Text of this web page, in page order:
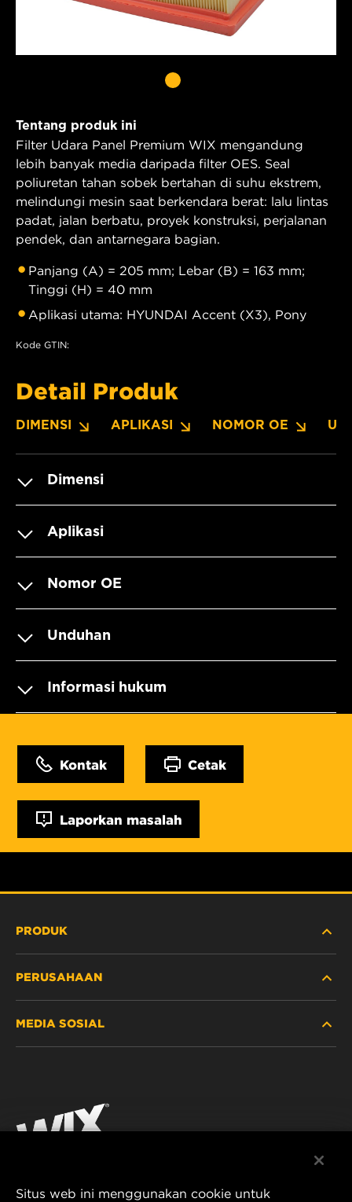
Tentang produk ini
Filter Udara Panel Premium WIX mengandung
lebih banyak media daripada filter OES. Seal
poliuretan tahan sobek bertahan di suhu ekstrem,
melindungi mesin saat berkendara berat: lalu lintas
padat, jalan berbatu, proyek konstruksi, perjalanan
pendek, dan antarnegara bagian.
Panjang (A) = 205 mm; Lebar (B) = 163 mm;
Tinggi (H) = 40 mm
Aplikasi utama: HYUNDAI Accent (X3), Pony
Kode GTIN:
Detail Produk
DIMENSI APLIKASI NOMOR OE
Dimensi
Aplikasi
Nomor OE
Unduhan
Informasi hukum
Kontak Cetak
Laporkan masalah
PRODUK
MOBIL PENUMPANG DAN TRUK
PRODUK UNTUK BALAP
PERUSAHAAN
KONTAK
PRIVASI DATA
MEDIA SOSIAL
Instagram
Situs web ini menggunakan cookie untuk